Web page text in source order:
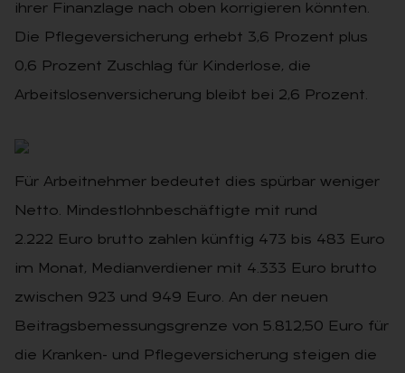
ihrer Finanzlage nach oben korrigieren könnten.
Die Pflegeversicherung erhebt 3,6 Prozent plus
0,6 Prozent Zuschlag für Kinderlose, die
Arbeitslosenversicherung bleibt bei 2,6 Prozent.
Für Arbeitnehmer bedeutet dies spürbar weniger
Netto. Mindestlohnbeschäftigte mit rund
2.222 Euro brutto zahlen künftig 473 bis 483 Euro
im Monat, Medianverdiener mit 4.333 Euro brutto
zwischen 923 und 949 Euro. An der neuen
Beitragsbemessungsgrenze von 5.812,50 Euro für
die Kranken- und Pflegeversicherung steigen die